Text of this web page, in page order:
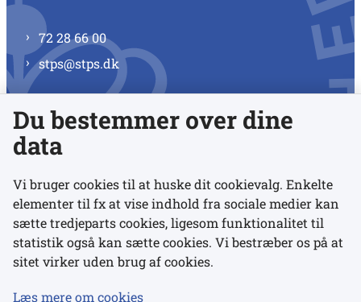
72 28 66 00
stps@stps.dk
Se alle kontaktnumre
Links
Udgivelser
Tilgængelighedserklæring
Du bestemmer over dine
data
Vi bruger cookies til at huske dit cookievalg. Enkelte
elementer til fx at vise indhold fra sociale medier kan
sætte tredjeparts cookies, ligesom funktionalitet til
statistik også kan sætte cookies. Vi bestræber os på at
sitet virker uden brug af cookies.
Læs mere om cookies